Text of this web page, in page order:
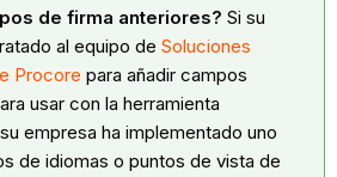
de firma anteriores? Si su
al equipo deSoluciones
Procore para añadir campos
usar con la herramienta
empresa ha implementado uno
de idiomas o puntos de vista de